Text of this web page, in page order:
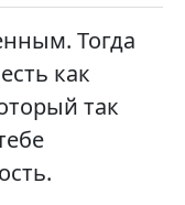
Тогда
как
так